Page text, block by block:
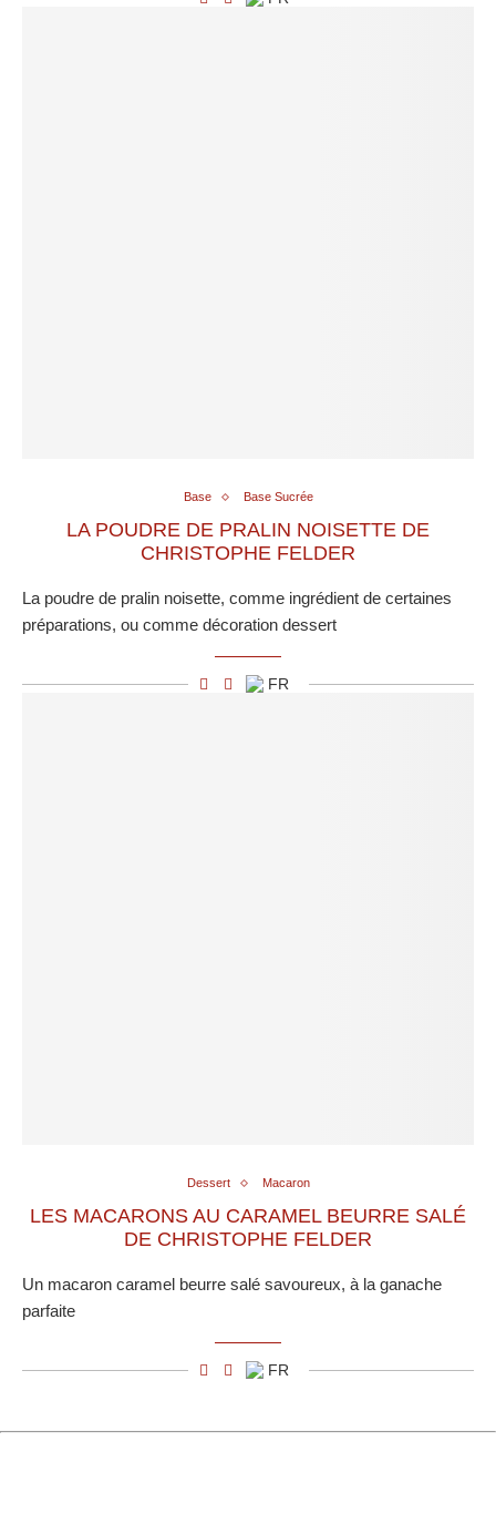
Base Base Sucrée
LA POUDRE DE PRALIN NOISETTE DE
CHRISTOPHE FELDER
La poudre de pralin noisette, comme ingrédient de certaines
préparations, ou comme décoration dessert
FR
Dessert Macaron
LES MACARONS AU CARAMEL BEURRE SALÉ
DE CHRISTOPHE FELDER
Un macaron caramel beurre salé savoureux, à la ganache
parfaite
FR